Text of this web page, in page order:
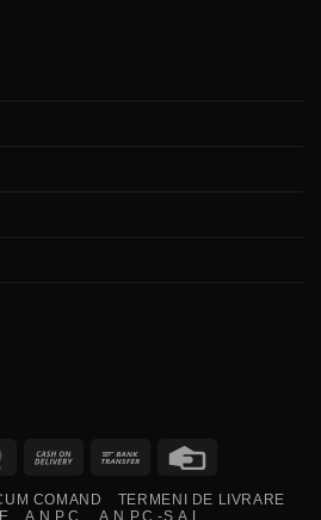
MasterCardCash
Delivery
Bank
COMAND
TERMENI DE LIVRARE
A.N.P.C. A.N.P.C.-S.A.L